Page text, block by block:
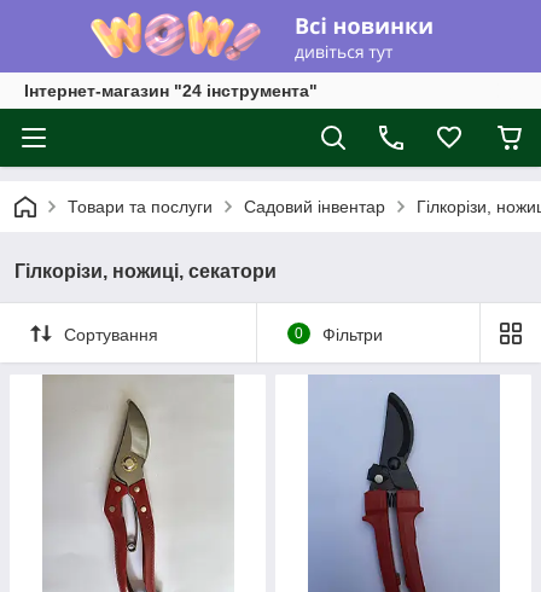
Інтернет-магазин "24 інструмента"
Товари та послуги Садовий інвентар Гілкорізи,
Гілкорізи, ножиці, секатори
Сортування 0 Фільтри